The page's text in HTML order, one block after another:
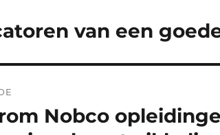
van een
Nobco